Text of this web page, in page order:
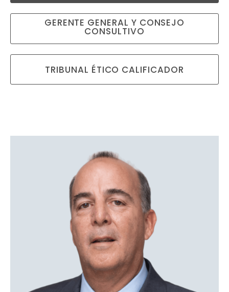
GERENTE GENERAL Y CONSEJO
CONSULTIVO
TRIBUNAL ÉTICO CALIFICADOR